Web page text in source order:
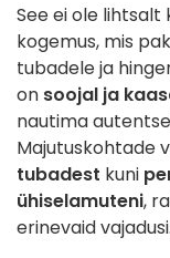
See ei ole lihtsalt
kogemus, mis
tubadele ja
on soojal ja
nautima
Majutuskohtade
tubadest kuni
ühiselamuteni,
erinevaid vajadusi.